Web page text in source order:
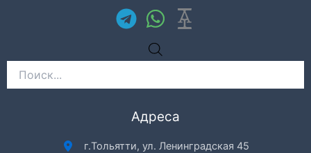
товаров
Адреса
г.Тольятти, ул. Ленинградская 45